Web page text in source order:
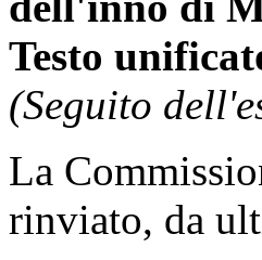
Testo
(Seguito
La
rinviato, da